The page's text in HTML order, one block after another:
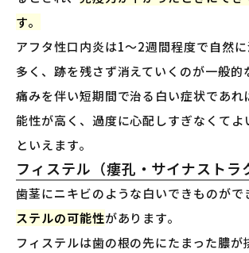
す。
アフタ性口内炎は1〜2週間程度で自然
多く、跡を残さず消えていくのが一般的
痛みを伴い短期間で治る白い症状であれ
能性が高く、過度に心配しすぎなくてよ
といえます。
フィステル（瘻孔・サイナストラ
歯茎にニキビのような白いできものがで
ステルの可能性があります。
フィステルは歯の根の先にたまった膿が